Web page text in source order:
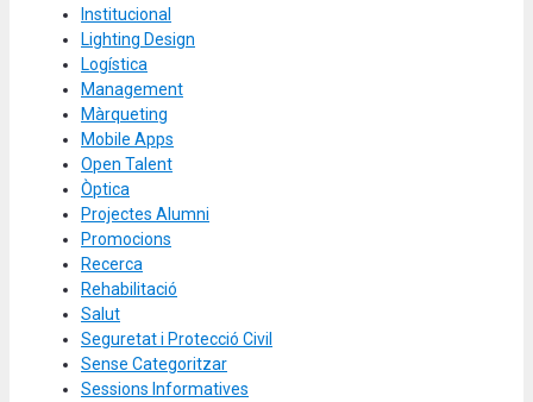
Institucional
Lighting Design
Logística
Management
Màrqueting
Mobile Apps
Open Talent
Òptica
Projectes Alumni
Promocions
Recerca
Rehabilitació
Salut
Seguretat i Protecció Civil
Sense Categoritzar
Sessions Informatives